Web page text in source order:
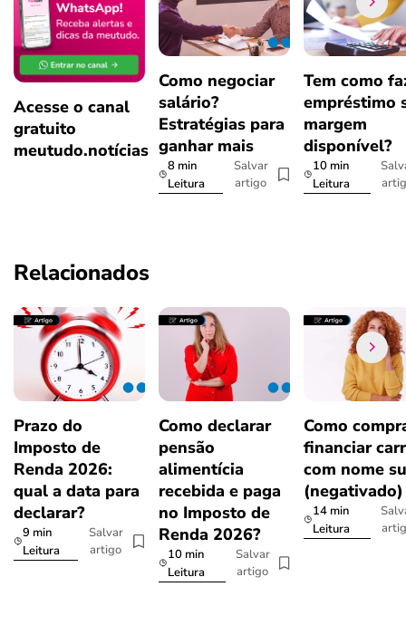
Acesse o canal
gratuito
meutudo.notícias
Como negociar
salário?
Estratégias para
ganhar mais
8 min
Leitura
Salvar
artigo
Tem como
empréstimo
margem
disponível?
10 min
Leitura
Relacionados
Prazo do
Imposto de
Renda 2026:
qual a data para
declarar?
9 min
Leitura
Salvar
artigo
Como declarar
pensão
alimentícia
recebida e paga
no Imposto de
Renda 2026?
10 min
Leitura
Salvar
artigo
Como
financiar
com nome
(negativado)
14 min
Leitura